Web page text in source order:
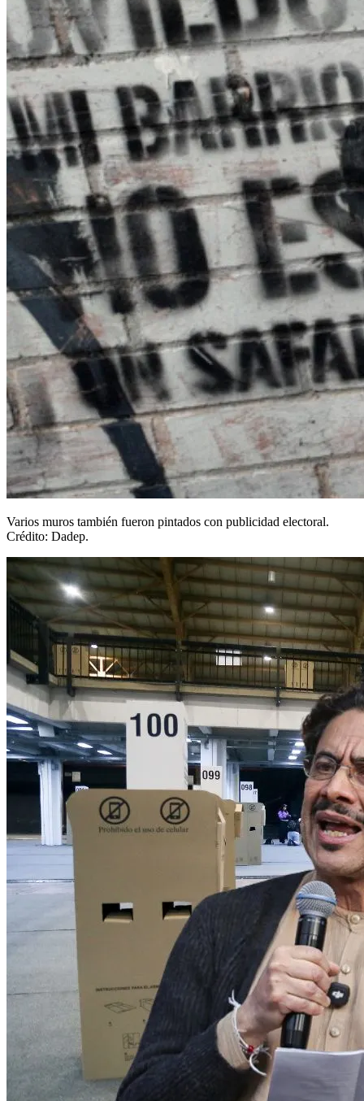
Varios muros también fueron pintados con publicidad electoral.
Crédito: Dadep.